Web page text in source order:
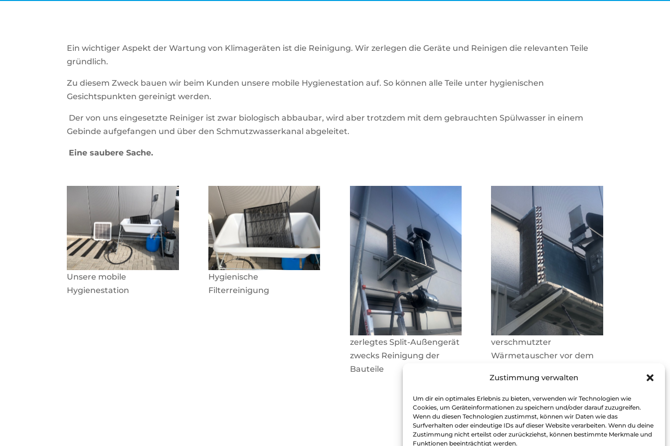
Zustimmung verwalten
Um dir ein optimales Erlebnis zu bieten, verwenden wir Technologien wie
Cookies, um Geräteinformationen zu speichern und/oder darauf zuzugreifen.
Wenn du diesen Technologien zustimmst, können wir Daten wie das
Surfverhalten oder eindeutige IDs auf dieser Website verarbeiten. Wenn du deine
Zustimmung nicht erteilst oder zurückziehst, können bestimmte Merkmale und
Funktionen beeinträchtigt werden.
Ein wichtiger Aspekt der Wartung von Klimageräten ist die Reinigung. Wir zerlegen die Geräte und Reinigen die relevanten Teile
gründlich.
Zu diesem Zweck bauen wir beim Kunden unsere mobile Hygienestation auf. So können alle Teile unter hygienischen
Gesichtspunkten gereinigt werden.
Der von uns eingesetzte Reiniger ist zwar biologisch abbaubar, wird aber trotzdem mit dem gebrauchten Spülwasser in einem
Gebinde aufgefangen und über den Schmutzwasserkanal abgeleitet.
Eine saubere Sache.
Unsere mobile
Hygienestation
Hygienische
Filterreinigung
zerlegtes Split-Außengerät
zwecks Reinigung der
Bauteile
verschmutzter
Wärmetauscher vor dem